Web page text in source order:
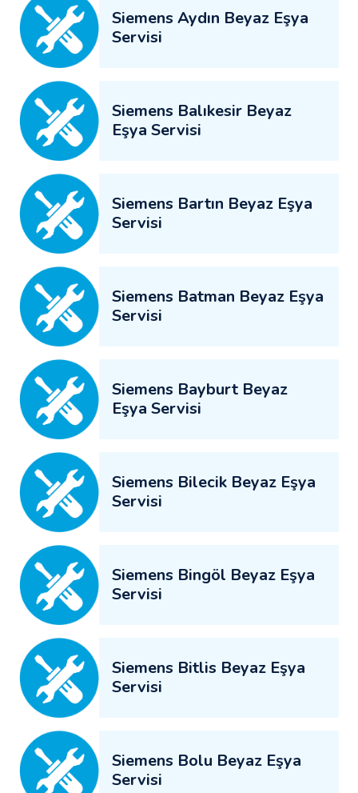
Siemens Aydın Beyaz Eşya
Servisi
Siemens Balıkesir Beyaz
Eşya Servisi
Siemens Bartın Beyaz Eşya
Servisi
Siemens Batman Beyaz Eşya
Servisi
Siemens Bayburt Beyaz
Eşya Servisi
Siemens Bilecik Beyaz Eşya
Servisi
Siemens Bingöl Beyaz Eşya
Servisi
Siemens Bitlis Beyaz Eşya
Servisi
Siemens Bolu Beyaz Eşya
Servisi